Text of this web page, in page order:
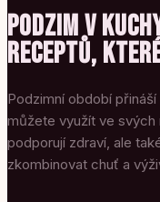
PODZIM V
RECEPTŮ,
Podzimní období
můžete využít ve svých
podporují zdraví, ale
zkombinovat chuť a